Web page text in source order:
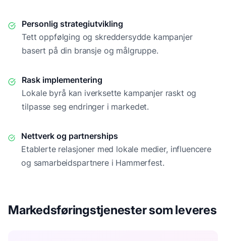
Personlig strategiutvikling
Tett oppfølging og skreddersydde kampanjer
basert på din bransje og målgruppe.
Rask implementering
Lokale byrå kan iverksette kampanjer raskt og
tilpasse seg endringer i markedet.
Nettverk og partnerships
Etablerte relasjoner med lokale medier, influencere
og samarbeidspartnere i Hammerfest.
Markedsføringstjenester som leveres